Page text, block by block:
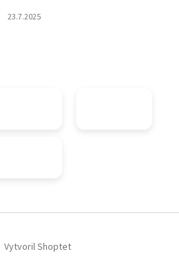
23.7.2025
Vytvoril Shoptet